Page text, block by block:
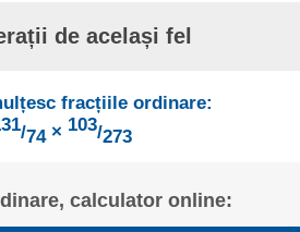
de același fel
fracțiile ordinare:
/74 × 103/273
calculator online: